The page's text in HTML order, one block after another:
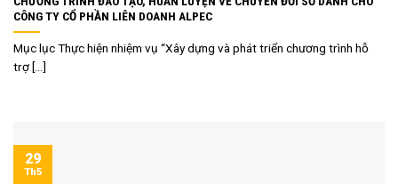
CÔNG TY CỔ PHẦN LIÊN DOANH ALPEC
Mục lục Thực hiện nhiệm vụ “Xây dựng và phát triển chương trình hỗ
trợ [...]
29
Th5